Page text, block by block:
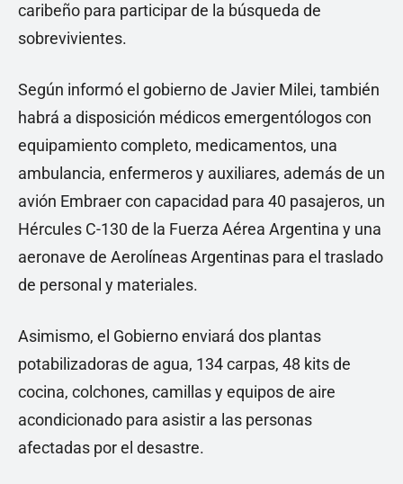
caribeño para participar de la búsqueda de
sobrevivientes.
Según informó el gobierno de Javier Milei, también
habrá a disposición médicos emergentólogos con
equipamiento completo, medicamentos, una
ambulancia, enfermeros y auxiliares, además de un
avión Embraer con capacidad para 40 pasajeros, un
Hércules C-130 de la Fuerza Aérea Argentina y una
aeronave de Aerolíneas Argentinas para el traslado
de personal y materiales.
Asimismo, el Gobierno enviará dos plantas
potabilizadoras de agua, 134 carpas, 48 kits de
cocina, colchones, camillas y equipos de aire
acondicionado para asistir a las personas
afectadas por el desastre.